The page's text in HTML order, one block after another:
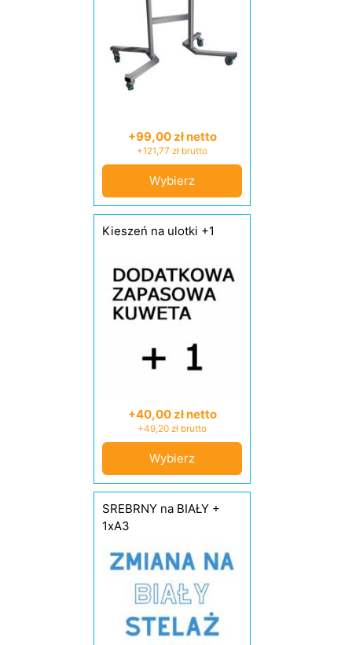
+99,00 zł netto
+121,77 zł brutto
Wybierz
Kieszeń na ulotki +1
+40,00 zł netto
+49,20 zł brutto
Wybierz
SREBRNY na BIAŁY +
1xA3